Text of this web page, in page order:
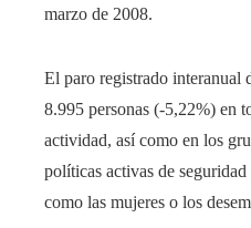
marzo de 2008.
El paro registrado interanual
8.995 personas (-5,22%) en
actividad, así como en los
políticas activas de
como las mujeres o los